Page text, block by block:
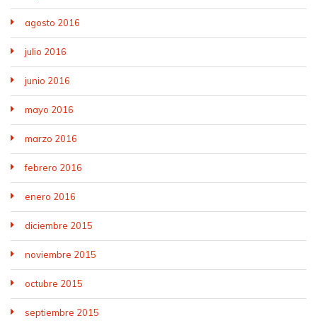
agosto 2016
julio 2016
junio 2016
mayo 2016
marzo 2016
febrero 2016
enero 2016
diciembre 2015
noviembre 2015
octubre 2015
septiembre 2015